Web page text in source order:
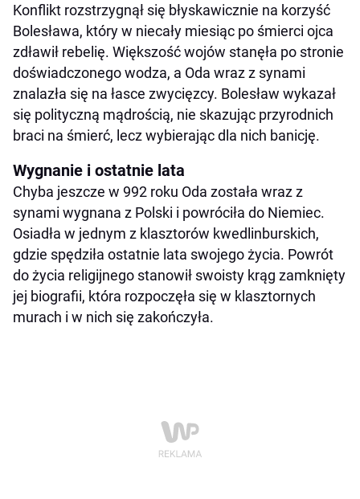
Konflikt rozstrzygnął się błyskawicznie na korzyść
Bolesława, który w niecały miesiąc po śmierci ojca
zdławił rebelię. Większość wojów stanęła po stronie
doświadczonego wodza, a Oda wraz z synami
znalazła się na łasce zwycięzcy. Bolesław wykazał
się polityczną mądrością, nie skazując przyrodnich
braci na śmierć, lecz wybierając dla nich banicję.
Wygnanie i ostatnie lata
Chyba jeszcze w 992 roku Oda została wraz z
synami wygnana z Polski i powróciła do Niemiec.
Osiadła w jednym z klasztorów kwedlinburskich,
gdzie spędziła ostatnie lata swojego życia. Powrót
do życia religijnego stanowił swoisty krąg zamknięty
jej biografii, która rozpoczęła się w klasztornych
murach i w nich się zakończyła.